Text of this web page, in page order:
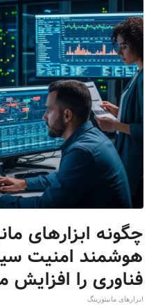
چگونه ابزارهای
هوشمند امنیت
فناوری را
ابزارهای مانیتورینگ